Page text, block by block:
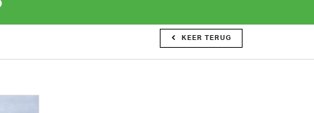
KEER TERUG